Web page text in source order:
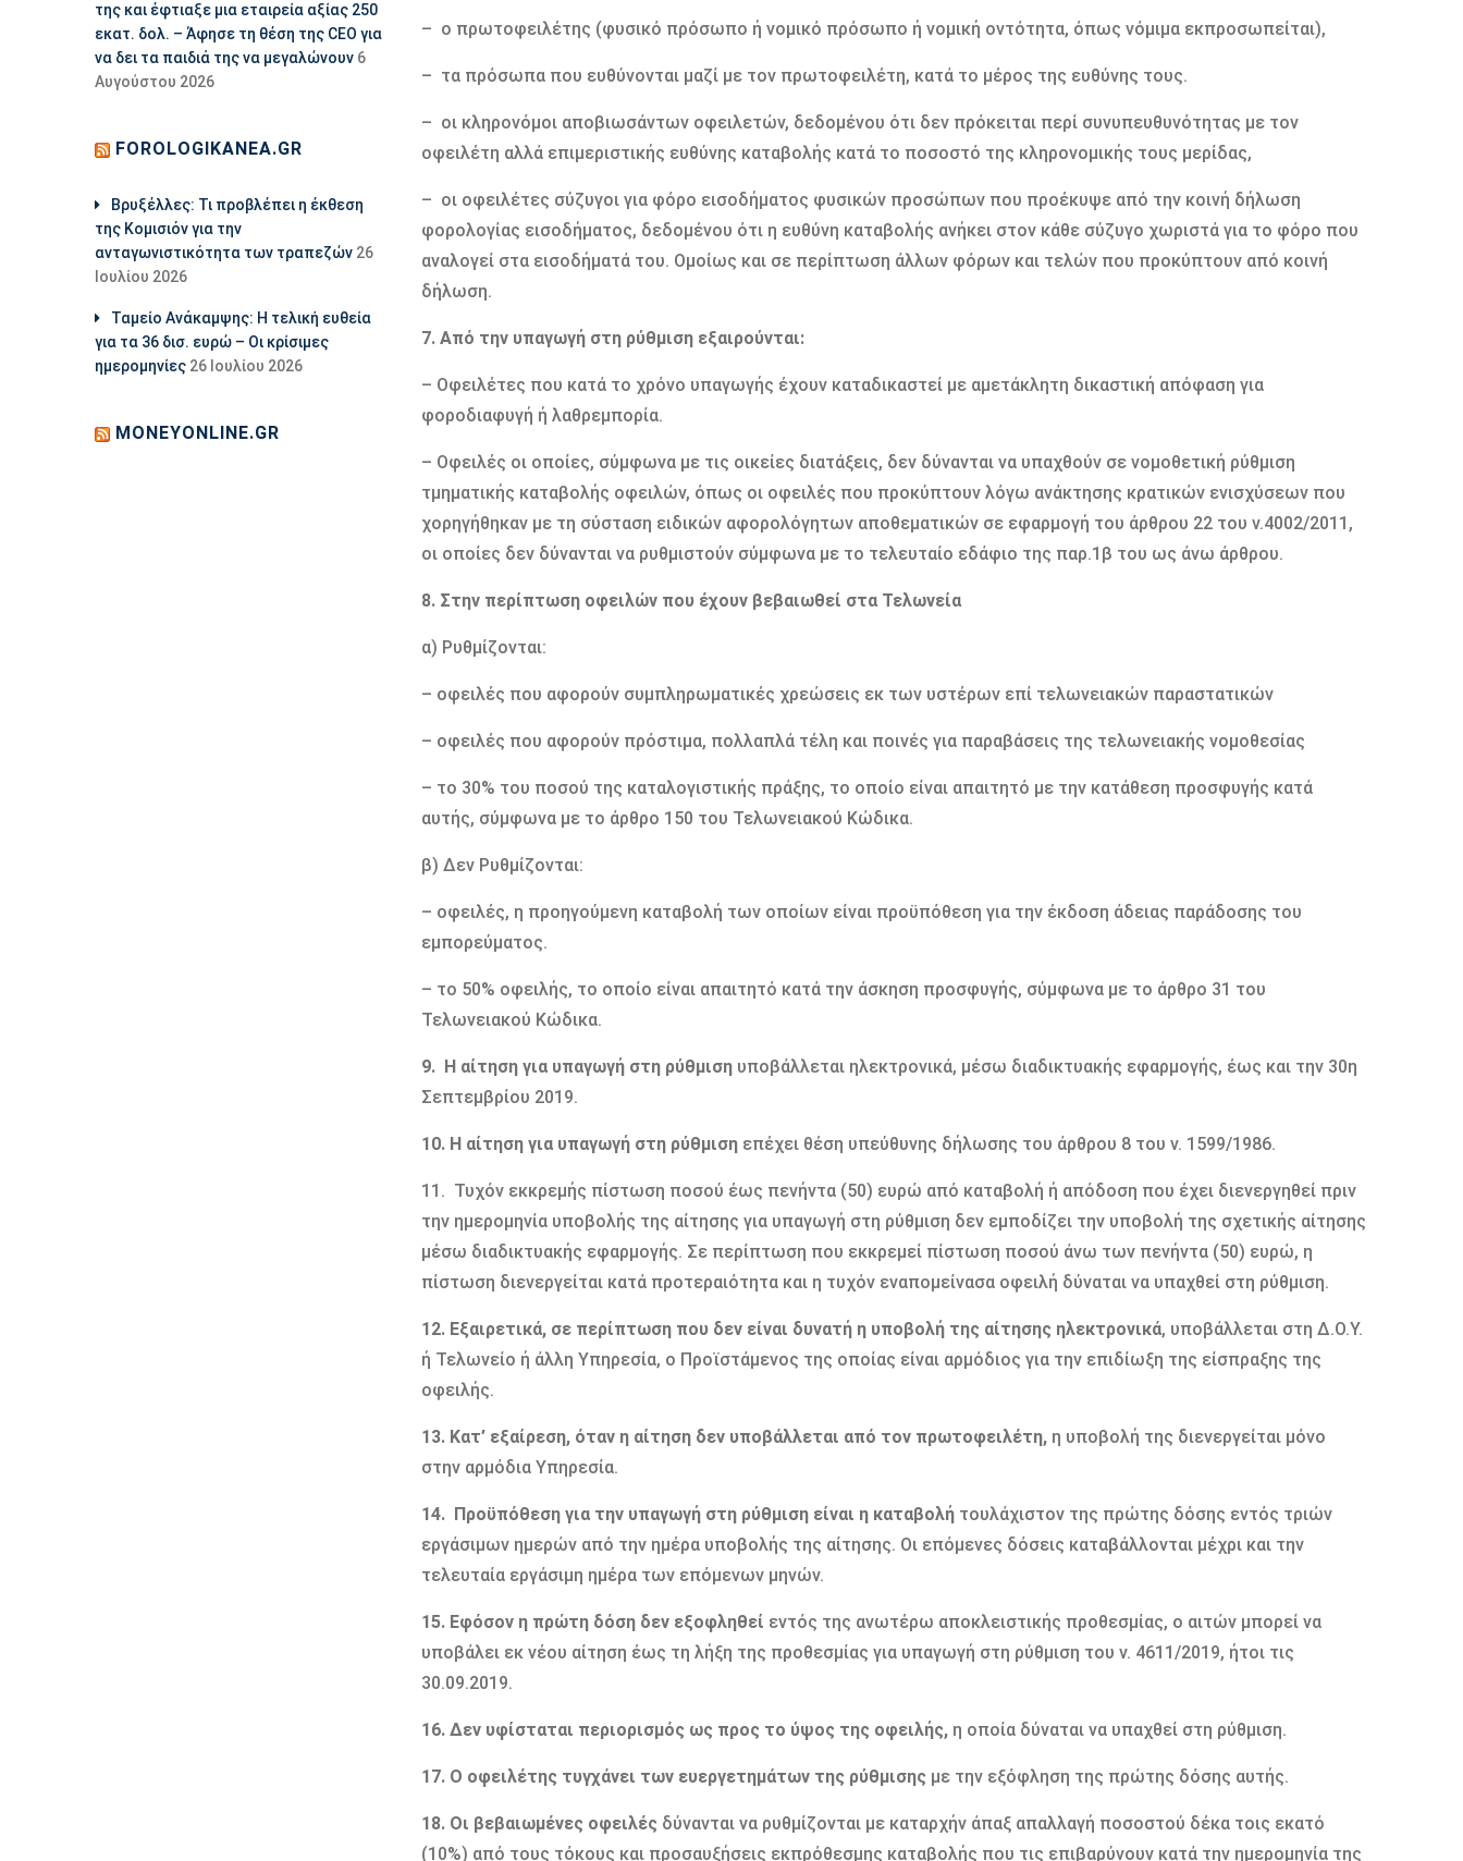
– ο πρωτοφειλέτης (φυσικό πρόσωπο ή νομικό πρόσωπο ή νομική οντότητα, όπως νόμιμα εκπροσωπείται),
– τα πρόσωπα που ευθύνονται μαζί με τον πρωτοφειλέτη, κατά το μέρος της ευθύνης τους.
– οι κληρονόμοι αποβιωσάντων οφειλετών, δεδομένου ότι δεν πρόκειται περί συνυπευθυνότητας με τον
οφειλέτη αλλά επιμεριστικής ευθύνης καταβολής κατά το ποσοστό της κληρονομικής τους μερίδας,
– οι οφειλέτες σύζυγοι για φόρο εισοδήματος φυσικών προσώπων που προέκυψε από την κοινή δήλωση
φορολογίας εισοδήματος, δεδομένου ότι η ευθύνη καταβολής ανήκει στον κάθε σύζυγο χωριστά για το φόρο που
αναλογεί στα εισοδήματά του. Ομοίως και σε περίπτωση άλλων φόρων και τελών που προκύπτουν από κοινή
δήλωση.
7. Από την υπαγωγή στη ρύθμιση εξαιρούνται:
– Οφειλέτες που κατά το χρόνο υπαγωγής έχουν καταδικαστεί με αμετάκλητη δικαστική απόφαση για
φοροδιαφυγή ή λαθρεμπορία.
– Οφειλές οι οποίες, σύμφωνα με τις οικείες διατάξεις, δεν δύνανται να υπαχθούν σε νομοθετική ρύθμιση
τμηματικής καταβολής οφειλών, όπως οι οφειλές που προκύπτουν λόγω ανάκτησης κρατικών ενισχύσεων που
χορηγήθηκαν με τη σύσταση ειδικών αφορολόγητων αποθεματικών σε εφαρμογή του άρθρου 22 του ν.4002/2011,
οι οποίες δεν δύνανται να ρυθμιστούν σύμφωνα με το τελευταίο εδάφιο της παρ.1β του ως άνω άρθρου.
8. Στην περίπτωση οφειλών που έχουν βεβαιωθεί στα Τελωνεία
α) Ρυθμίζονται:
– οφειλές που αφορούν συμπληρωματικές χρεώσεις εκ των υστέρων επί τελωνειακών παραστατικών
– οφειλές που αφορούν πρόστιμα, πολλαπλά τέλη και ποινές για παραβάσεις της τελωνειακής νομοθεσίας
– το 30% του ποσού της καταλογιστικής πράξης, το οποίο είναι απαιτητό με την κατάθεση προσφυγής κατά
αυτής, σύμφωνα με το άρθρο 150 του Τελωνειακού Κώδικα.
β) Δεν Ρυθμίζονται:
– οφειλές, η προηγούμενη καταβολή των οποίων είναι προϋπόθεση για την έκδοση άδειας παράδοσης του
εμπορεύματος.
– το 50% οφειλής, το οποίο είναι απαιτητό κατά την άσκηση προσφυγής, σύμφωνα με το άρθρο 31 του
Τελωνειακού Κώδικα.
9. Η αίτηση για υπαγωγή στη ρύθμιση υποβάλλεται ηλεκτρονικά, μέσω διαδικτυακής εφαρμογής, έως και την 30η
Σεπτεμβρίου 2019.
10. Η αίτηση για υπαγωγή στη ρύθμιση επέχει θέση υπεύθυνης δήλωσης του άρθρου 8 του ν. 1599/1986.
11. Τυχόν εκκρεμής πίστωση ποσού έως πενήντα (50) ευρώ από καταβολή ή απόδοση που έχει διενεργηθεί πριν
την ημερομηνία υποβολής της αίτησης για υπαγωγή στη ρύθμιση δεν εμποδίζει την υποβολή της σχετικής αίτησης
μέσω διαδικτυακής εφαρμογής. Σε περίπτωση που εκκρεμεί πίστωση ποσού άνω των πενήντα (50) ευρώ, η
πίστωση διενεργείται κατά προτεραιότητα και η τυχόν εναπομείνασα οφειλή δύναται να υπαχθεί στη ρύθμιση.
12. Εξαιρετικά, σε περίπτωση που δεν είναι δυνατή η υποβολή της αίτησης ηλεκτρονικά, υποβάλλεται στη Δ.Ο.Υ.
ή Τελωνείο ή άλλη Υπηρεσία, ο Προϊστάμενος της οποίας είναι αρμόδιος για την επιδίωξη της είσπραξης της
οφειλής.
13. Κατ’ εξαίρεση, όταν η αίτηση δεν υποβάλλεται από τον πρωτοφειλέτη, η υποβολή της διενεργείται μόνο
στην αρμόδια Υπηρεσία.
14. Προϋπόθεση για την υπαγωγή στη ρύθμιση είναι η καταβολή τουλάχιστον της πρώτης δόσης εντός τριών
εργάσιμων ημερών από την ημέρα υποβολής της αίτησης. Οι επόμενες δόσεις καταβάλλονται μέχρι και την
τελευταία εργάσιμη ημέρα των επόμενων μηνών.
15. Εφόσον η πρώτη δόση δεν εξοφληθεί εντός της ανωτέρω αποκλειστικής προθεσμίας, ο αιτών μπορεί να
υποβάλει εκ νέου αίτηση έως τη λήξη της προθεσμίας για υπαγωγή στη ρύθμιση του ν. 4611/2019, ήτοι τις
30.09.2019.
16. Δεν υφίσταται περιορισμός ως προς το ύψος της οφειλής, η οποία δύναται να υπαχθεί στη ρύθμιση.
17. Ο οφειλέτης τυγχάνει των ευεργετημάτων της ρύθμισης με την εξόφληση της πρώτης δόσης αυτής.
18. Οι βεβαιωμένες οφειλές δύνανται να ρυθμίζονται με καταρχήν άπαξ απαλλαγή ποσοστού δέκα τοις εκατό
(10%) από τους τόκους και προσαυξήσεις εκπρόθεσμης καταβολής που τις επιβαρύνουν κατά την ημερομηνία της
της και έφτιαξε μια εταιρεία αξίας 250
εκατ. δολ. – Άφησε τη θέση της CEO για
να δει τα παιδιά της να μεγαλώνουν 6
Αυγούστου 2026
FOROLOGIKANEA.GR
Βρυξέλλες: Τι προβλέπει η έκθεση
της Κομισιόν για την
ανταγωνιστικότητα των τραπεζών 26
Ιουλίου 2026
Ταμείο Ανάκαμψης: Η τελική ευθεία
για τα 36 δισ. ευρώ – Οι κρίσιμες
ημερομηνίες 26 Ιουλίου 2026
MONEYONLINE.GR